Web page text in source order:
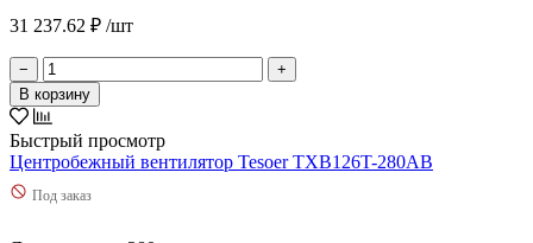
720(2 )
7400(1)
745(2)
77(2)
780( 5)
795(3)
803(2
31 237.62 ₽ /шт
−
+
В корзину
Быстрый просмотр
Центробежный вентилятор Tesoer TXB126T-280AB
Под заказ